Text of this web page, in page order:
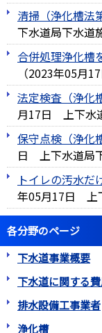
清掃（浄化槽法
下水道局下水道
合併処理浄化槽
（2023年05月
法定検査（浄化
月17日
上下水
保守点検（浄化
日
上下水道局
トイレの汚水だ
年05月17日
上
各分野のページ
下水道事業概要
下水道に関する
排水設備工事業者
浄化槽